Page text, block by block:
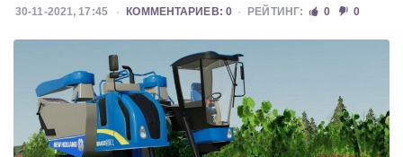
30-11-2021, 17:45 КОММЕНТАРИЕВ: 0 РЕЙТИНГ: 0 0